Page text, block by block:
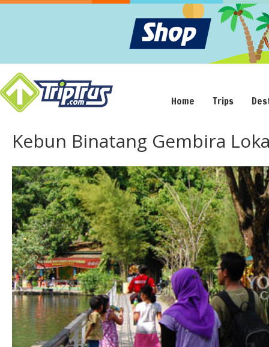
Home Trips
Kebun Binatang Gembira